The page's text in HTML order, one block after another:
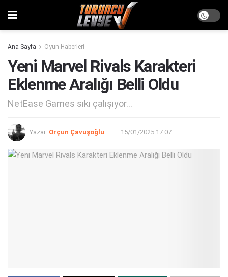
Ana Sayfa Oyun Haberleri
Yeni Marvel Rivals Karakteri
Eklenme Aralığı Belli Oldu
NetEase Games sıkı çalışıyor...
Yazar: Orçun Çavuşoğlu 15/01/2025 17:07